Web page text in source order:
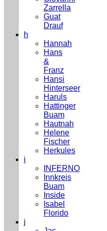
Zarrella
Guat
Drauf
h
Hannah
Hans
&
Franz
Hansi
Hinterseer
Haruls
Hattinger
Buam
Hautnah
Helene
Fischer
Herkules
i
INFERNO
Innkreis
Buam
Inside
Isabel
Florido
j